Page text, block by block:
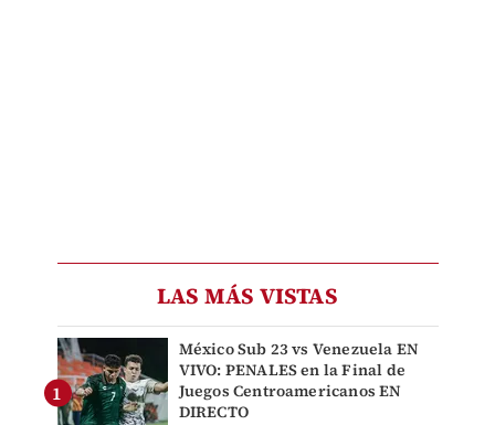
LAS MÁS VISTAS
México Sub 23 vs Venezuela EN
VIVO: PENALES en la Final de
Juegos Centroamericanos EN
DIRECTO